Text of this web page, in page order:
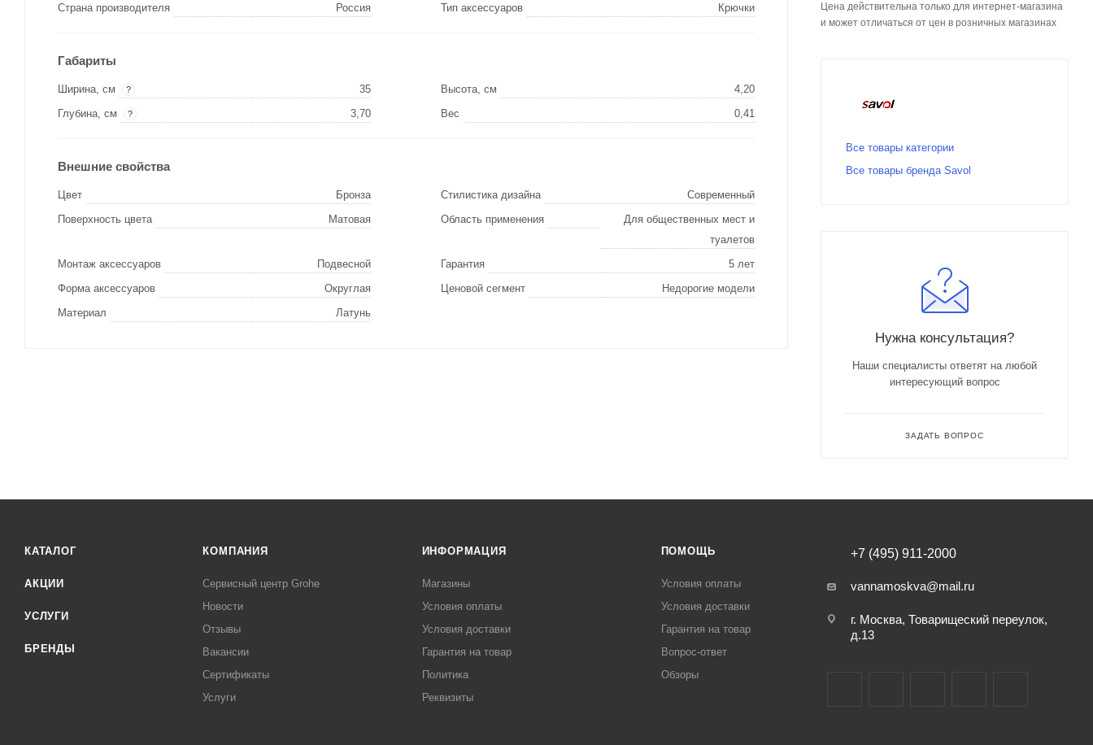
Страна производителя Россия Тип аксессуаров Крючки
Габариты
Ширина, см ? 35 Высота, см
4,20
Глубина, см
? 3,70 Вес 0,41
Внешние свойства
Цвет Бронза Стилистика дизайна
Современный
Поверхность цвета
Матовая Область применения
Для общественных мест и
туалетов
Монтаж аксессуаров
Подвесной Гарантия
5 лет
Форма аксессуаров
Округлая Ценовой сегмент
Недорогие модели
Материал
Латунь
Цена действительна только для интернет-магазина
и может отличаться от цен в розничных магазинах
Все товары категории
Все товары бренда Savol
Нужна консультация?
Наши специалисты ответят на любой
интересующий вопрос
ЗАДАТЬ ВОПРОС
КАТАЛОГ
АКЦИИ
УСЛУГИ
БРЕНДЫ
КОМПАНИЯ
Сервисный центр Grohe
Новости
Отзывы
Вакансии
Сертификаты
Услуги
ИНФОРМАЦИЯ
Магазины
Условия оплаты
Условия доставки
Гарантия на товар
Политика
Реквизиты
ПОМОЩЬ
Условия оплаты
Условия доставки
Гарантия на товар
Вопрос-ответ
Обзоры
+7 (495) 911-2000
vannamoskva@mail.ru
г. Москва, Товарищеский переулок,
д.13